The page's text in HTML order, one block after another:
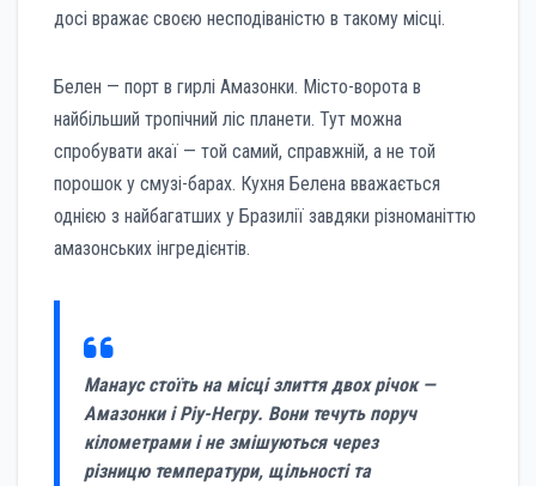
досі вражає своєю несподіваністю в такому місці.
Белен — порт в гирлі Амазонки. Місто-ворота в
найбільший тропічний ліс планети. Тут можна
спробувати акаї — той самий, справжній, а не той
порошок у смузі-барах. Кухня Белена вважається
однією з найбагатших у Бразилії завдяки різноманіттю
амазонських інгредієнтів.
Манаус стоїть на місці злиття двох річок —
Амазонки і Ріу-Негру. Вони течуть поруч
кілометрами і не змішуються через
різницю температури, щільності та